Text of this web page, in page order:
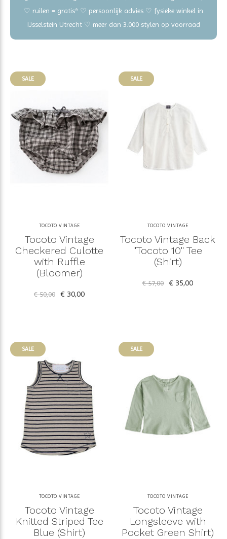
♡ ruilen = gratis* ♡ persoonlijk advies ♡ fysieke winkel in
IJsselstein Utrecht ♡ meer dan 3.000 stylen op voorraad
SALE
TOCOTO VINTAGE
Tocoto Vintage
Checkered Culotte
with Ruffle
(Bloomer)
€ 50,00 € 30,00
SALE
TOCOTO VINTAGE
Tocoto Vintage Back
"Tocoto 10" Tee
(Shirt)
€ 57,00 € 35,00
SALE
TOCOTO VINTAGE
Tocoto Vintage
Knitted Striped Tee
Blue (Shirt)
SALE
TOCOTO VINTAGE
Tocoto Vintage
Longsleeve with
Pocket Green Shirt)